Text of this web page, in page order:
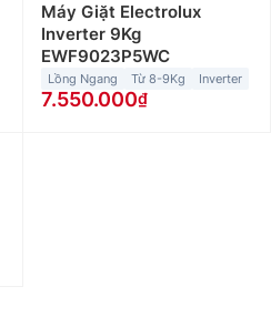
Máy Giặt Electrolux
Inverter 9Kg
EWF9023P5WC
Lồng Ngang Từ 8-9Kg Inverter
7.550.000